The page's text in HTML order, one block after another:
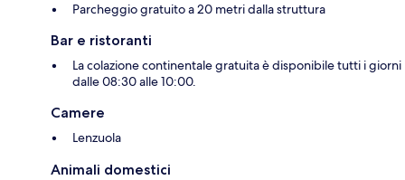
Parcheggio gratuito a 20 metri dalla struttura
Bar e ristoranti
La colazione continentale gratuita è disponibile tutti i giorni
dalle 08:30 alle 10:00.
Camere
Lenzuola
Animali domestici